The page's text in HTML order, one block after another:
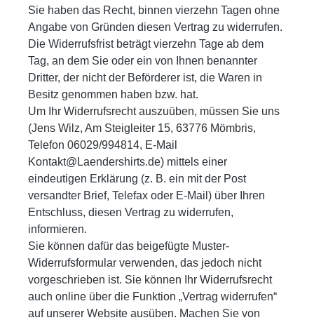
Sie haben das Recht, binnen vierzehn Tagen ohne
Angabe von Gründen diesen Vertrag zu widerrufen.
Die Widerrufsfrist beträgt vierzehn Tage ab dem
Tag, an dem Sie oder ein von Ihnen benannter
Dritter, der nicht der Beförderer ist, die Waren in
Besitz genommen haben bzw. hat.
Um Ihr Widerrufsrecht auszuüben, müssen Sie uns
(Jens Wilz, Am Steigleiter 15, 63776 Mömbris,
Telefon 06029/994814, E-Mail
Kontakt@Laendershirts.de) mittels einer
eindeutigen Erklärung (z. B. ein mit der Post
versandter Brief, Telefax oder E-Mail) über Ihren
Entschluss, diesen Vertrag zu widerrufen,
informieren.
Sie können dafür das beigefügte Muster-
Widerrufsformular verwenden, das jedoch nicht
vorgeschrieben ist. Sie können Ihr Widerrufsrecht
auch online über die Funktion „Vertrag widerrufen“
auf unserer Website ausüben. Machen Sie von